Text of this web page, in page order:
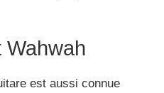
Wahwah
est aussi connue